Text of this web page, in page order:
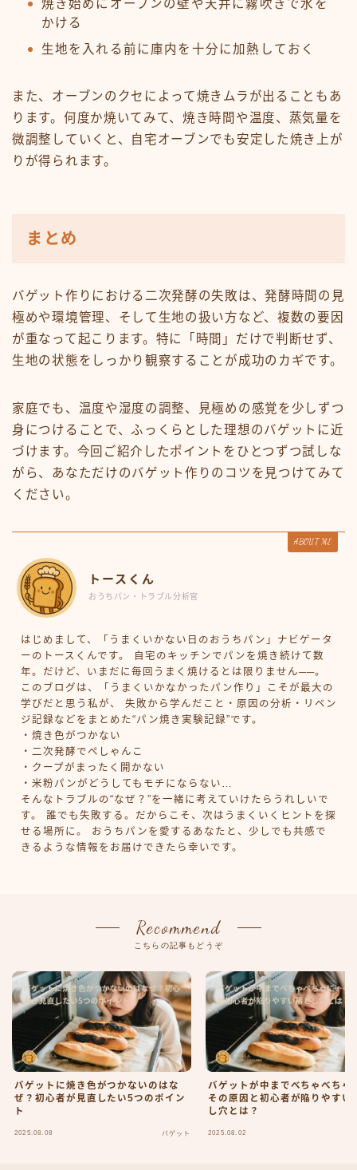
焼き始めにオーブンの壁や天井に霧吹きで水を
かける
生地を入れる前に庫内を十分に加熱しておく
また、オーブンのクセによって焼きムラが出ることもあ
ります。何度か焼いてみて、焼き時間や温度、蒸気量を
微調整していくと、自宅オーブンでも安定した焼き上が
りが得られます。
まとめ
バゲット作りにおける二次発酵の失敗は、発酵時間の見
極めや環境管理、そして生地の扱い方など、複数の要因
が重なって起こります。特に「時間」だけで判断せず、
生地の状態をしっかり観察することが成功のカギです。
家庭でも、温度や湿度の調整、見極めの感覚を少しずつ
身につけることで、ふっくらとした理想のバゲットに近
づけます。今回ご紹介したポイントをひとつずつ試しな
がら、あなただけのバゲット作りのコツを見つけてみて
ください。
ABOUT ME
トースくん
おうちパン・トラブル分析官
はじめまして、「うまくいかない日のおうちパン」ナビゲータ
ーのトースくんです。 自宅のキッチンでパンを焼き続けて数
年。だけど、いまだに毎回うまく焼けるとは限りません──。
このブログは、「うまくいかなかったパン作り」こそが最大の
学びだと思う私が、 失敗から学んだこと・原因の分析・リベン
ジ記録などをまとめた“パン焼き実験記録”です。
・焼き色がつかない
・二次発酵でぺしゃんこ
・クープがまったく開かない
・米粉パンがどうしてもモチにならない…
そんなトラブルの“なぜ？”を一緒に考えていけたらうれしいで
す。 誰でも失敗する。だからこそ、次はうまくいくヒントを探
せる場所に。 おうちパンを愛するあなたと、少しでも共感で
きるような情報をお届けできたら幸いです。
Recommend
こちらの記事もどうぞ
バゲットに焼き色がつかないのはな
ぜ？初心者が見直したい5つのポイン
ト
2025.08.08 バゲット
バゲットが中までべちゃべち
その原因と初心者が陥りやすい
し穴とは？
2025.08.02